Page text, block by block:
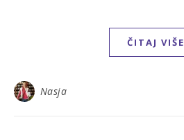
ČITAJ VIŠE
Nasja